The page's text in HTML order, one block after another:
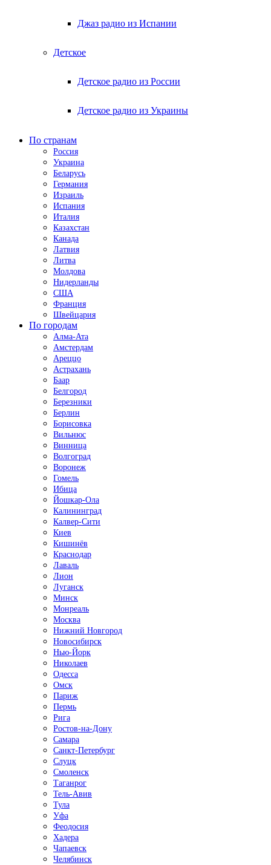
Джаз радио из Испании
Детское
Детское радио из России
Детское радио из Украины
По странам
Россия
Украина
Беларусь
Германия
Израиль
Испания
Италия
Казахстан
Канада
Латвия
Литва
Молдова
Нидерланды
США
Франция
Швейцария
По городам
Алма-Ата
Амстердам
Ареццо
Астрахань
Баар
Белгород
Березники
Берлин
Борисовка
Вильнюс
Винница
Волгоград
Воронеж
Гомель
Ибица
Йошкар-Ола
Калининград
Калвер-Сити
Киев
Кишинёв
Краснодар
Лаваль
Лион
Луганск
Минск
Монреаль
Москва
Нижний Новгород
Новосибирск
Нью-Йорк
Николаев
Одесса
Омск
Париж
Пермь
Рига
Ростов-на-Дону
Самара
Санкт-Петербург
Слуцк
Смоленск
Таганрог
Тель-Авив
Тула
Уфа
Феодосия
Хадера
Чапаевск
Челябинск